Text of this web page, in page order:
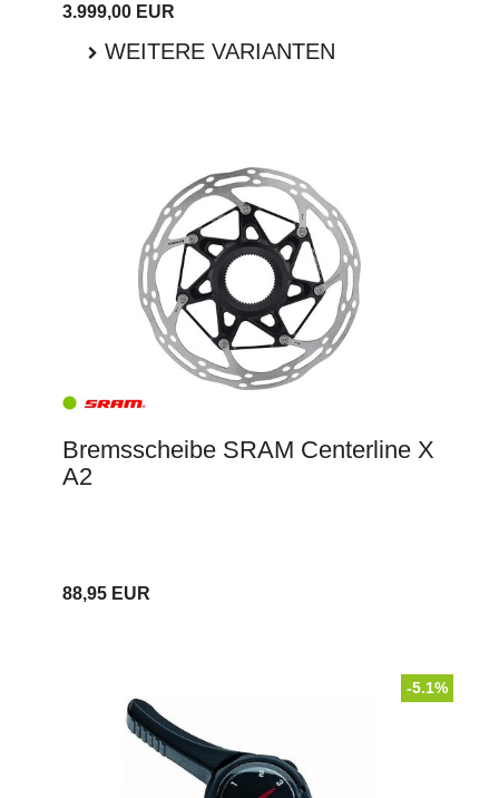
3.999,00 EUR
WEITERE VARIANTEN
Bremsscheibe SRAM Centerline X
A2
88,95 EUR
-5.1%